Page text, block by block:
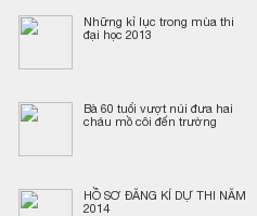
Những kỉ lục trong mùa thi
đại học 2013
Bà 60 tuổi vượt núi đưa hai
cháu mồ côi đến trường
HỒ SƠ ĐĂNG KÍ DỰ THI NĂM
2014